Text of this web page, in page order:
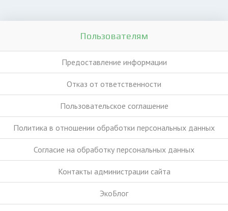
Пользователям
Предоставление информации
Отказ от ответственности
Пользовательское соглашение
Политика в отношении обработки персональных данных
Согласие на обработку персональных данных
Контакты администрации сайта
ЭкоБлог